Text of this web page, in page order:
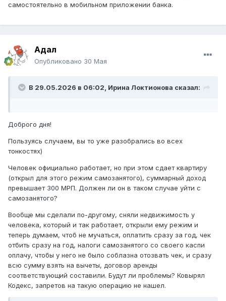
самостоятельно в мобильном приложении банка.
Адал
Опубликовано 30 Мая
В 29.05.2026 в 06:02, Ирина Локтионова сказал:
Доброго дня!
Пользуясь случаем, вы то уже разобрались во всех
тонкостях)
Человек официально работает, но при этом сдает квартиру
(открыл для этого режим самозанятого), суммарный доход
превышает 300 МРП. Должен ли он в таком случае уйти с
самозанятого?
Вообще мы сделали по-другому, сняли недвижимость у
человека, который и так работает, открыли ему режим и
теперь думаем, чтоб не мучаться, оплатить сразу за год, чек
отбить сразу на год, налоги самозанятого со своего каспи
оплачу, чтобы у него не было соблазна отозвать чек, и сразу
всю сумму взять на вычеты, договор аренды
соответствующий составили. Будут ли проблемы? Ковырял
Кодекс, запретов на такую операцию не нашел.